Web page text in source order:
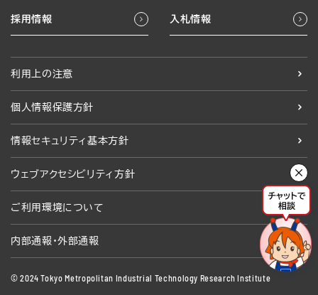
採用情報 入札情報
利用上の注意
個人情報保護方針
情報セキュリティ基本方針
ウェブアクセシビリティ方針
ご利用環境について
内部通報・外部通報
© 2024 Tokyo Metropolitan Industrial Technology Research Institute